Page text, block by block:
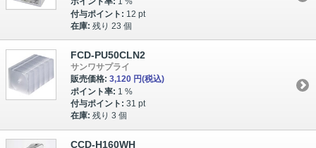
付与ポイント: 12 pt
在庫: 残り 23 個
FCD-PU50CLN2
サンワサプライ
販売価格: 3,120 円(税込)
ポイント率: 1 %
付与ポイント: 31 pt
在庫: 残り 3 個
CCD-H160WH